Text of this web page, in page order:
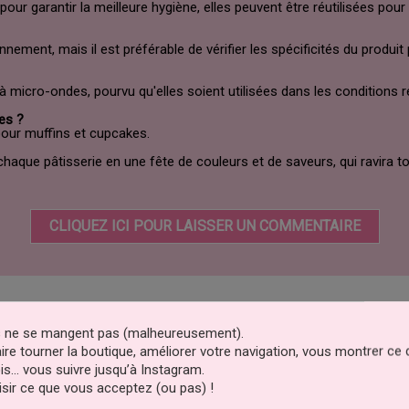
garantir la meilleure hygiène, elles peuvent être réutilisées
mais il est préférable de vérifier les spécificités du
micro-ondes, pourvu qu'elles soient utilisées dans les conditions
?
muffins et cupcakes.
pâtisserie en une fête de couleurs et de saveurs, qui ravira
CLIQUEZ ICI POUR LAISSER UN COMMENTAIRE
:
se mangent pas (malheureusement).
tourner la boutique, améliorer votre navigation, vous montrer ce
vous suivre jusqu’à Instagram.
ce que vous acceptez (ou pas) !